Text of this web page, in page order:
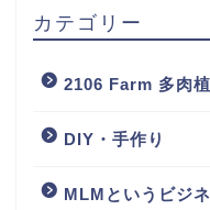
カテゴリー
2106 Farm 多肉
DIY・手作り
MLMというビジ